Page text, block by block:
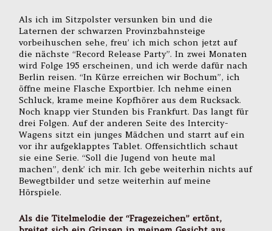
Als ich im Sitzpolster versunken bin und die
Laternen der schwarzen Provinzbahnsteige
vorbeihuschen sehe, freu’ ich mich schon jetzt auf
die nächste “Record Release Party”. In zwei Monaten
wird Folge 195 erscheinen, und ich werde dafür nach
Berlin reisen. “In Kürze erreichen wir Bochum”, ich
öffne meine Flasche Exportbier. Ich nehme einen
Schluck, krame meine Kopfhörer aus dem Rucksack.
Noch knapp vier Stunden bis Frankfurt. Das langt für
drei Folgen. Auf der anderen Seite des Intercity-
Wagens sitzt ein junges Mädchen und starrt auf ein
vor ihr aufgeklapptes Tablet. Offensichtlich schaut
sie eine Serie. “Soll die Jugend von heute mal
machen”, denk’ ich mir. Ich gebe weiterhin nichts auf
Bewegtbilder und setze weiterhin auf meine
Hörspiele.
Als die Titelmelodie der “Fragezeichen” ertönt,